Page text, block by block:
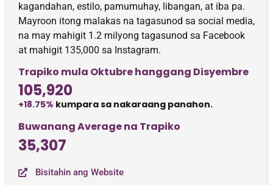
kagandahan, estilo, pamumuhay, libangan, at iba pa.
Mayroon itong malakas na tagasunod sa social media,
na may mahigit 1.2 milyong tagasunod sa Facebook
at mahigit 135,000 sa Instagram.
Trapiko mula Oktubre hanggang Disyembre
105,920
+18.75% kumpara sa nakaraang panahon.
Buwanang Average na Trapiko
35,307
Bisitahin ang Website